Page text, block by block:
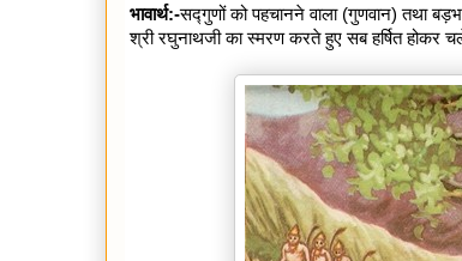
भावार्थ:-सद्गुणों को पहचानने वाला (गुणवान) तथा
श्री रघुनाथजी का स्मरण करते हुए सब हर्षित होकर